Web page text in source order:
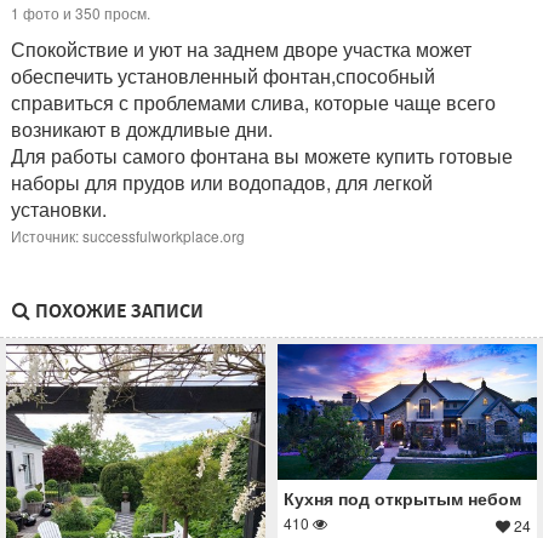
1 фото и 350 просм.
Спокойствие и уют на заднем дворе участка может
обеспечить установленный фонтан,способный
справиться с проблемами слива, которые чаще всего
возникают в дождливые дни.
Для работы самого фонтана вы можете купить готовые
наборы для прудов или водопадов, для легкой
установки.
Источник: successfulworkplace.org
ПОХОЖИЕ ЗАПИСИ
Кухня под открытым небом
410 24